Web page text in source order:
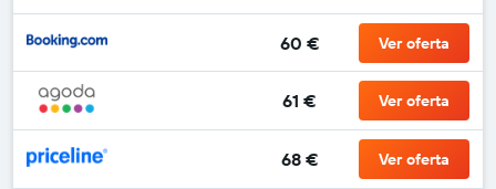
60 € Ver oferta
61 € Ver oferta
68 € Ver oferta